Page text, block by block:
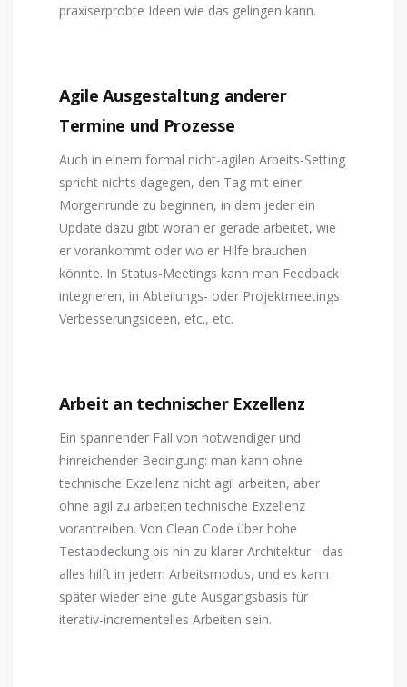
praxiserprobte Ideen wie das gelingen kann.
Agile Ausgestaltung anderer
Termine und Prozesse
Auch in einem formal nicht-agilen Arbeits-Setting
spricht nichts dagegen, den Tag mit einer
Morgenrunde zu beginnen, in dem jeder ein
Update dazu gibt woran er gerade arbeitet, wie
er vorankommt oder wo er Hilfe brauchen
könnte. In Status-Meetings kann man Feedback
integrieren, in Abteilungs- oder Projektmeetings
Verbesserungsideen, etc., etc.
Arbeit an technischer Exzellenz
Ein spannender Fall von notwendiger und
hinreichender Bedingung: man kann ohne
technische Exzellenz nicht agil arbeiten, aber
ohne agil zu arbeiten technische Exzellenz
vorantreiben. Von Clean Code über hohe
Testabdeckung bis hin zu klarer Architektur - das
alles hilft in jedem Arbeitsmodus, und es kann
später wieder eine gute Ausgangsbasis für
iterativ-incrementelles Arbeiten sein.